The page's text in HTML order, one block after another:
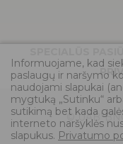
©
Informuojame, kad
paslaugų ir naršymo
naudojami slapukai
mygtuką „Sutinku“
sutikimą bet kada
interneto naršyklės
slapukus. Privatumo